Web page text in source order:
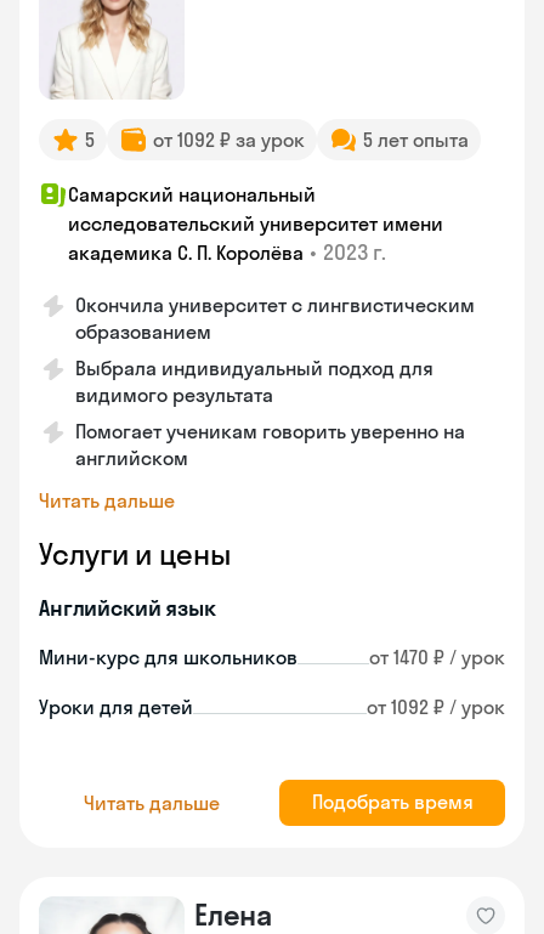
5 от 1092 ₽ за урок 5 лет опыта
Самарский национальный
исследовательский университет имени
академика С. П. Королёва • 2023 г.
Окончила университет с лингвистическим
образованием
Выбрала индивидуальный подход для
видимого результата
Помогает ученикам говорить уверенно на
английском
Читать дальше
Услуги и цены
Английский язык
Мини-курс для школьников от 1470 ₽ / урок
Уроки для детей от 1092 ₽ / урок
Читать дальше Подобрать время
Елена